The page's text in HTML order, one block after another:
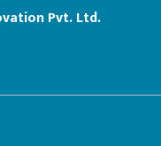
Pvt. Ltd.